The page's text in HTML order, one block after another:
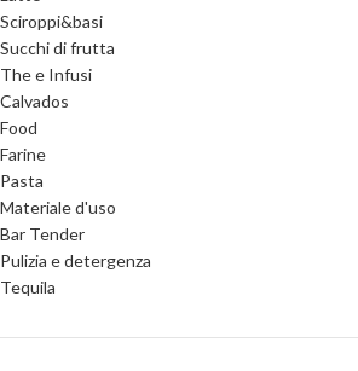
Sciroppi&basi
Succhi di frutta
The e Infusi
Calvados
Food
Farine
Pasta
Materiale d'uso
Bar Tender
Pulizia e detergenza
Tequila